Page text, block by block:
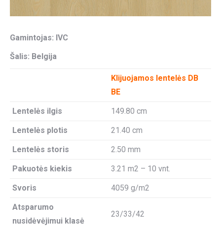
Gamintojas: IVC
Šalis: Belgija
Klijuojamos lentelės DB
BE
Lentelės ilgis 149.80 cm
Lentelės plotis 21.40 cm
Lentelės storis 2.50 mm
Pakuotės kiekis 3.21 m2 – 10 vnt.
Svoris 4059 g/m2
Atsparumo
nusidėvėjimui klasė
23/33/42